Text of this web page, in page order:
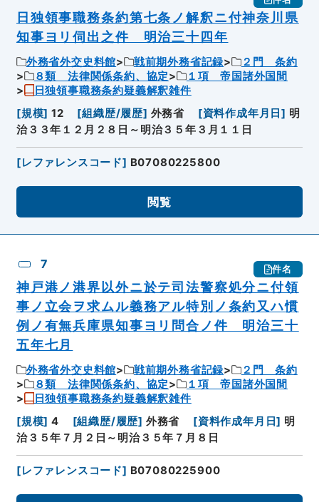
日独領事職務条約第七条ノ解釈ニ付神奈川県
知事ヨリ伺出之件 明治三十四年
外務省外交史料館 戦前期外務省記録
２門 条約
８類 法律関係条約、協定
１項 帝国諸外国間
日独領事職務条約疑義解釈雑件
[規模] 12 [組織歴/履歴] 外務省 [資料作成年月日] 明
治３３年１２月２８日～明治３５年３月１１日
[レファレンスコード] B07080225800
閲覧
7 件名
神戸港ノ港界以外ニ於テ司法警察処分ニ付領
事ノ立会ヲ求ムル義務アル特別ノ条約又ハ慣
例ノ有無兵庫県知事ヨリ問合ノ件 明治三十
五年七月
外務省外交史料館 戦前期外務省記録
２門 条約
８類 法律関係条約、協定
１項 帝国諸外国間
日独領事職務条約疑義解釈雑件
[規模] 4 [組織歴/履歴] 外務省 [資料作成年月日] 明
治３５年７月２日～明治３５年７月８日
[レファレンスコード] B07080225900